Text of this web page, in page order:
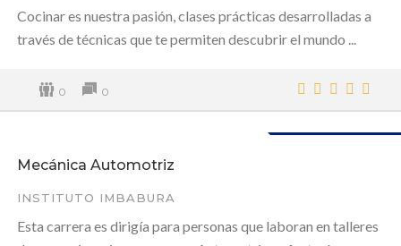
Cocinar es nuestra pasión, clases prácticas desarrolladas a
través de técnicas que te permiten descubrir el mundo ...
0 0
Mecánica Automotriz
INSTITUTO IMBABURA
Esta carrera es dirigía para personas que laboran en talleres